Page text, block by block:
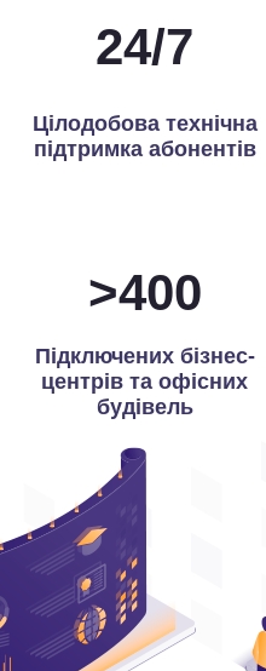
24/7
Цілодобова технічна
підтримка абонентів
>400
Підключених бізнес-
центрів та офісних
будівель